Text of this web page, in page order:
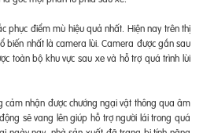
phục điểm mù hiệu quả nhất. Hiện nay trên thị
biến nhất là camera lùi. Camera được gắn sau
toàn bộ khu vực sau xe và hỗ trợ quá trình lùi
cảm nhận được chướng ngại vật thông qua âm
sẽ vang lên giúp hỗ trợ người lái trong quá